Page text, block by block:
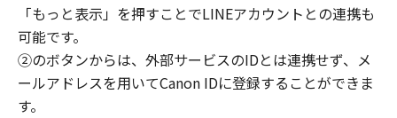
「もっと表示」を押すことでLINEアカウントとの連携も
可能です。
②のボタンからは、外部サービスのIDとは連携せず、メ
ールアドレスを用いてCanon IDに登録することができま
す。